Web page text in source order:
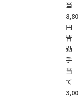
当
円
皆
勤
手
当
て